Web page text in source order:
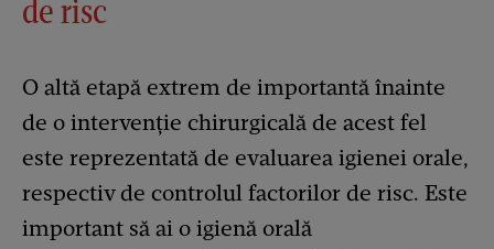
de risc
O altă etapă extrem de importantă înainte
de o intervenție chirurgicală de acest fel
este reprezentată de evaluarea igienei orale,
respectiv de controlul factorilor de risc. Este
important să ai o igienă orală